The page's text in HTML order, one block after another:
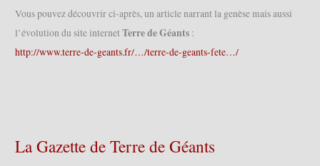
Vous pouvez découvrir ci-après, un article narrant la genèse mais aussi
l’évolution du site internet Terre de Géants :
http://www.terre-de-geants.fr/…/terre-de-geants-fete…/
La Gazette de Terre de Géants